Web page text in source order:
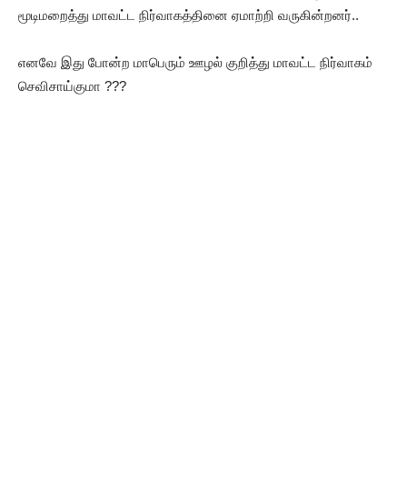
மூடிமறைத்து மாவட்ட நிர்வாகத்தினை ஏமாற்றி வருகின்றனர்..
எனவே இது போன்ற மாபெரும் ஊழல் குறித்து மாவட்ட நிர்வாகம்
செவிசாய்குமா ???